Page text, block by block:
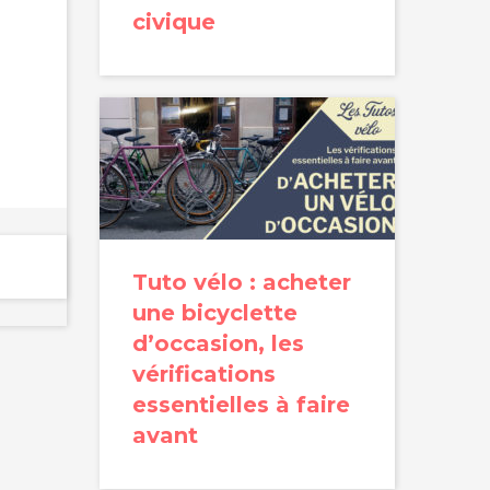
civique
Tuto vélo : acheter
une bicyclette
d’occasion, les
vérifications
essentielles à faire
avant